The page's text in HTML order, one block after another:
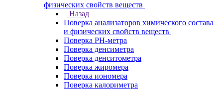
физических свойств веществ
Назад
Поверка анализаторов химического состава
и физических свойств веществ
Поверка PH-метра
Поверка денсиметра
Поверка денситометра
Поверка жиромера
Поверка иономера
Поверка калориметра